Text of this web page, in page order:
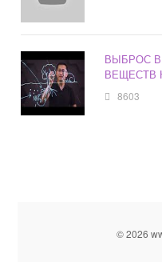
ВЫБРОС
ВЕЩЕСТВ
8603
© 2026